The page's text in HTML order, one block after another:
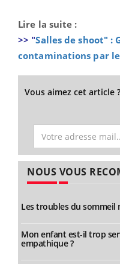
Lire la suite :
>> "Salles de shoot" :
contaminations par le
Vous aimez cet article
NOUS VOUS
Les troubles du
Mon enfant est-il trop
empathique ?